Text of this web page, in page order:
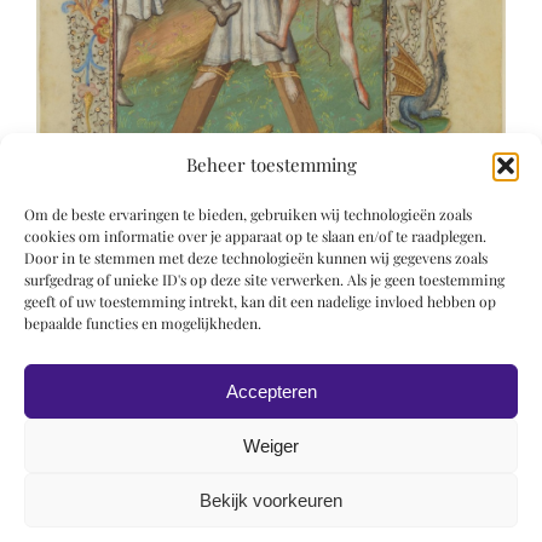
Beheer toestemming
Om de beste ervaringen te bieden, gebruiken wij technologieën zoals
cookies om informatie over je apparaat op te slaan en/of te raadplegen.
Door in te stemmen met deze technologieën kunnen wij gegevens zoals
surfgedrag of unieke ID's op deze site verwerken. Als je geen toestemming
geeft of uw toestemming intrekt, kan dit een nadelige invloed hebben op
bepaalde functies en mogelijkheden.
Accepteren
Weiger
Bekijk voorkeuren